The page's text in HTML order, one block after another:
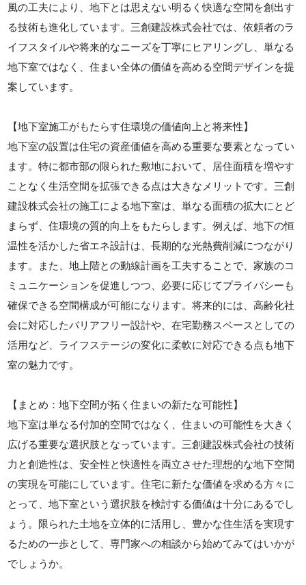
風の工夫により、地下とは思えない明るく快適な空間を創出す
る技術も進化しています。三創建設株式会社では、依頼者のラ
イフスタイルや将来的なニーズを丁寧にヒアリングし、単なる
地下室ではなく、住まい全体の価値を高める空間デザインを提
案しています。
【地下室施工がもたらす住環境の価値向上と将来性】
地下室の設置は住宅の資産価値を高める重要な要素となってい
ます。特に都市部の限られた敷地において、居住面積を増やす
ことなく生活空間を拡張できる点は大きなメリットです。三創
建設株式会社の施工による地下室は、単なる面積の拡大にとど
まらず、住環境の質的向上をもたらします。例えば、地下の恒
温性を活かした省エネ設計は、長期的な光熱費削減につながり
ます。また、地上階との動線計画を工夫することで、家族のコ
ミュニケーションを促進しつつ、必要に応じてプライバシーも
確保できる空間構成が可能になります。将来的には、高齢化社
会に対応したバリアフリー設計や、在宅勤務スペースとしての
活用など、ライフステージの変化に柔軟に対応できる点も地下
室の魅力です。
【まとめ：地下空間が拓く住まいの新たな可能性】
地下室は単なる付加的空間ではなく、住まいの可能性を大きく
広げる重要な選択肢となっています。三創建設株式会社の技術
力と創造性は、安全性と快適性を両立させた理想的な地下空間
の実現を可能にしています。住宅に新たな価値を求める方々に
とって、地下室という選択肢を検討する価値は十分にあるでし
ょう。限られた土地を立体的に活用し、豊かな住生活を実現す
るための一歩として、専門家への相談から始めてみてはいかが
でしょうか。